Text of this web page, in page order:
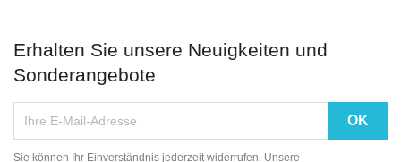
Erhalten Sie unsere Neuigkeiten und
Sonderangebote
Sie können Ihr Einverständnis jederzeit widerrufen. Unsere